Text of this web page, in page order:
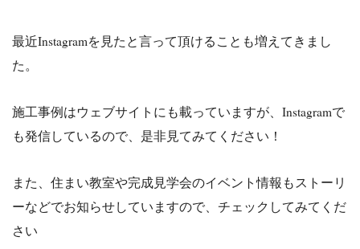
最近Instagramを見たと言って頂けることも増えてきまし
た。
施工事例はウェブサイトにも載っていますが、Instagramで
も発信しているので、是非見てみてください！
また、住まい教室や完成見学会のイベント情報もストーリ
ーなどでお知らせしていますので、チェックしてみてくだ
さい